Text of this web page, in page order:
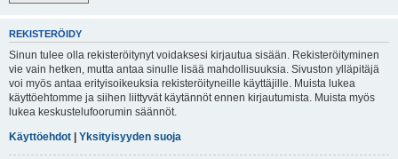
REKISTERÖIDY
Sinun tulee olla rekisteröitynyt voidaksesi kirjautua sisään. Rekisteröityminen
vie vain hetken, mutta antaa sinulle lisää mahdollisuuksia. Sivuston ylläpitäjä
voi myös antaa erityisoikeuksia rekisteröityneille käyttäjille. Muista lukea
käyttöehtomme ja siihen liittyvät käytännöt ennen kirjautumista. Muista myös
lukea keskustelufoorumin säännöt.
Käyttöehdot | Yksityisyyden suoja